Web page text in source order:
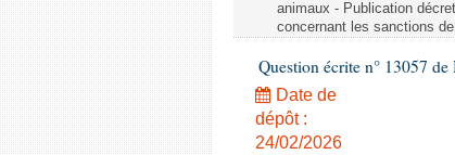
animaux - Publication
concernant les sanctions
Question écrite n° 13057
Date de
dépôt :
24/02/2026